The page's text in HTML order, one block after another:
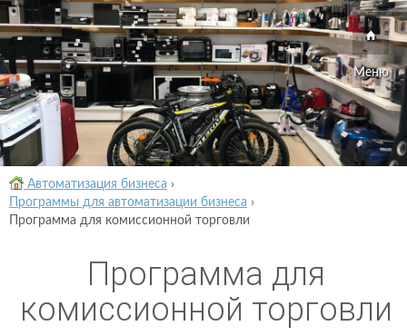
Меню
Автоматизация бизнеса ›
Программы для автоматизации бизнеса ›
Программа для комиссионной торговли
Программа для
комиссионной торговли